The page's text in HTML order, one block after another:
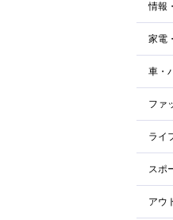
情報
家電
車・
ファ
ライ
スポ
アウ